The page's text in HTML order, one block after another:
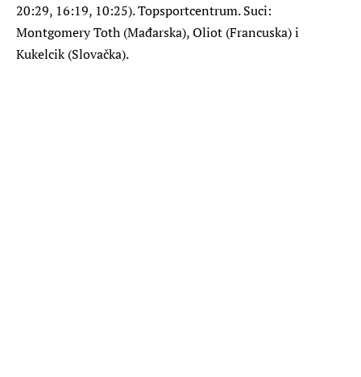
20:29, 16:19, 10:25). Topsportcentrum. Suci:
Montgomery Toth (Mađarska), Oliot (Francuska) i
Kukelcik (Slovačka).